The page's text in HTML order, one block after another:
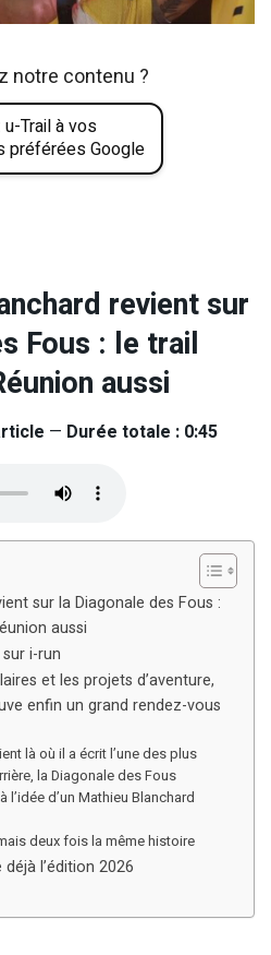
notre contenu ?
Trail à vos
préférées Google
revient sur
Fous : le trail
aussi
— Durée totale : 0:45
sur la Diagonale des Fous :
aussi
i-run
et les projets d’aventure,
enfin un grand rendez-vous
là où il a écrit l’une des plus
la Diagonale des Fous
l’idée d’un Mathieu Blanchard
deux fois la même histoire
l’édition 2026